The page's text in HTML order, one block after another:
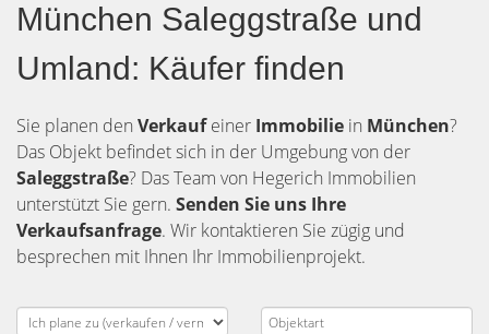
München Saleggstraße und
Umland: Käufer finden
Sie planen den Verkaufeiner Immobilie in München?
Das Objekt befindet sich in der Umgebung von der
Saleggstraße? Das Team von Hegerich Immobilien
unterstützt Sie gern. Senden Sie uns Ihre
Verkaufsanfrage. Wir kontaktieren Sie zügig und
besprechen mit Ihnen Ihr Immobilienprojekt.